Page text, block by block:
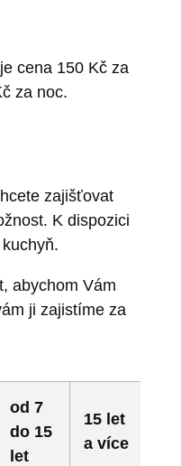
cena 150 Kč za
za noc.
zajišťovat
K dispozici
abychom Vám
ji zajistíme za
od 7
do 15
let
15 let
a více